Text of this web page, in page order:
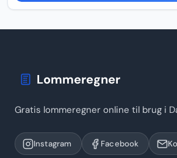
Lommeregner
Gratis lommeregner online til brug i
Instagram Facebook